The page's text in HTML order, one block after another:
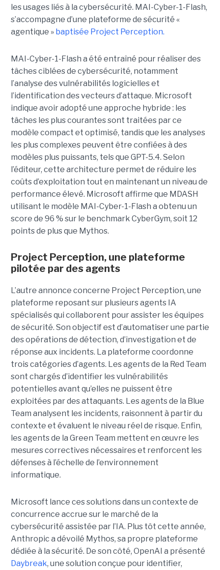
les usages liés à la cybersécurité. MAI-Cyber-1-Flash,
s’accompagne d’une plateforme de sécurité «
agentique » baptisée Project Perception.
MAI-Cyber-1-Flash a été entraîné pour réaliser des
tâches ciblées de cybersécurité, notamment
l’analyse des vulnérabilités logicielles et
l’identification des vecteurs d’attaque. Microsoft
indique avoir adopté une approche hybride : les
tâches les plus courantes sont traitées par ce
modèle compact et optimisé, tandis que les analyses
les plus complexes peuvent être confiées à des
modèles plus puissants, tels que GPT-5.4. Selon
l’éditeur, cette architecture permet de réduire les
coûts d’exploitation tout en maintenant un niveau de
performance élevé. Microsoft affirme que MDASH
utilisant le modèle MAI-Cyber-1-Flash a obtenu un
score de 96 % sur le benchmark CyberGym, soit 12
points de plus que Mythos.
Project Perception, une plateforme
pilotée par des agents
L’autre annonce concerne Project Perception, une
plateforme reposant sur plusieurs agents IA
spécialisés qui collaborent pour assister les équipes
de sécurité. Son objectif est d’automatiser une partie
des opérations de détection, d’investigation et de
réponse aux incidents. La plateforme coordonne
trois catégories d’agents. Les agents de la Red Team
sont chargés d’identifier les vulnérabilités
potentielles avant qu’elles ne puissent être
exploitées par des attaquants. Les agents de la Blue
Team analysent les incidents, raisonnent à partir du
contexte et évaluent le niveau réel de risque. Enfin,
les agents de la Green Team mettent en œuvre les
mesures correctives nécessaires et renforcent les
défenses à l’échelle de l’environnement
informatique.
Microsoft lance ces solutions dans un contexte de
concurrence accrue sur le marché de la
cybersécurité assistée par l’IA. Plus tôt cette année,
Anthropic a dévoilé Mythos, sa propre plateforme
dédiée à la sécurité. De son côté, OpenAI a présenté
Daybreak, une solution conçue pour identifier,